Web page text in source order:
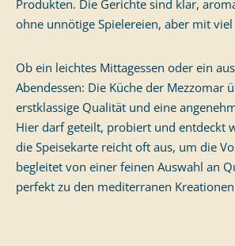
Produkten. Die Gerichte sind klar,
ohne unnötige Spielereien, aber mit
Ob ein leichtes Mittagessen oder ein
Abendessen: Die Küche der Mezzomar
erstklassige Qualität und eine
Hier darf geteilt, probiert und entdeckt
die Speisekarte reicht oft aus, um die
begleitet von einer feinen Auswahl an
perfekt zu den mediterranen